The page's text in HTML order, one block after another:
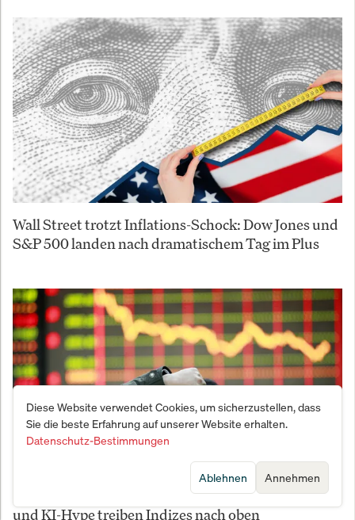
Wall Street trotzt Inflations-Schock: Dow Jones und
S&P 500 landen nach dramatischem Tag im Plus
Asiens Börsen im Rausch: Zinssenkungs-Hoffnung
und KI-Hype treiben Indizes nach oben
Diese Website verwendet Cookies, um sicherzustellen, dass
Sie die beste Erfahrung auf unserer Website erhalten.
Datenschutz-Bestimmungen
Annehmen
Ablehnen